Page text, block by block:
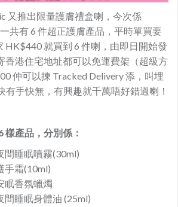
又推出限量護膚禮盒喇，今次係
共有 6 件超正護膚產品，平時單買要
HK$440 就買到 6 件喇，由即日開始發
香港住宅地址都可以免運費架（超級方
仲可以揀 Tracked Delivery 添，叫埋
有手快無，有興趣就千萬唔好錯過喇！
樣產品，分別係：
間睡眠噴霧(30ml)
手霜(10ml)
眠香氛蠟燭
間睡眠身體油 (25ml)